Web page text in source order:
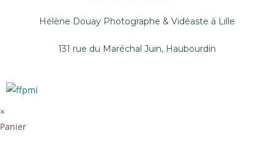
Hélène Douay Photographe & Vidéaste à Lille
131 rue du Maréchal Juin, Haubourdin
×
Panier